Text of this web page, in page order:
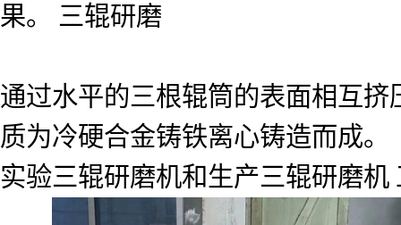
果。 三辊研磨
通过水平的三根辊筒的表面相互
质为冷硬合金铸铁离心铸造而成。
实验三辊研磨机和生产三辊研磨